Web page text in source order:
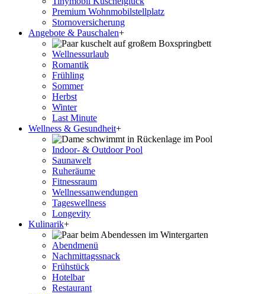
Premium Wohnmobilstellplatz
Stornoversicherung
Angebote & Pauschalen+
Wellnessurlaub
Romantik
Frühling
Sommer
Herbst
Winter
Last Minute
Wellness & Gesundheit+
Indoor- & Outdoor Pool
Saunawelt
Ruheräume
Fitnessraum
Wellness­anwendungen
Tageswellness
Longevity
Kulinarik+
Abendmenü
Nachmittagssnack
Frühstück
Hotelbar
Restaurant